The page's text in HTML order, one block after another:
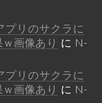
プリのサクラに
画像あり
に
N-
プリのサクラに
画像あり
に
N-